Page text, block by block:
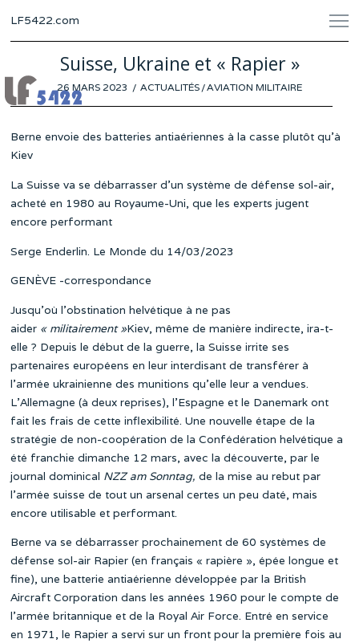
LF5422.com
Suisse, Ukraine et « Rapier »
POSTED
ON
26 MARS 2023 15ACTUALITÉS /AVIATION MILITAIRE
Berne envoie des batteries antiaériennes à la casse plutôt qu’à
Kiev
La Suisse va se débarrasser d’un système de défense sol-air,
acheté en 1980 au Royaume-Uni, que les experts jugent
encore performant
Serge Enderlin. Le Monde du 14/03/2023
GENÈVE -correspondance
Jusqu’où l’obstination helvétique à ne pas
aider « militairement »Kiev, même de manière indirecte, ira-t-
elle ? Depuis le début de la guerre, la Suisse irrite ses
partenaires européens en leur interdisant de transférer à
l’armée ukrainienne des munitions qu’elle leur a vendues.
L’Allemagne (à deux reprises), l’Espagne et le Danemark ont
fait les frais de cette inflexibilité. Une nouvelle étape de la
stratégie de non-coopération de la Confédération helvétique a
été franchie dimanche 12 mars, avec la découverte, par le
journal dominical NZZ am Sonntag,de la mise au rebut par
l’armée suisse de tout un arsenal certes un peu daté, mais
encore utilisable et performant.
Berne va se débarrasser prochainement de 60 systèmes de
défense sol-air Rapier (en français « rapière », épée longue et
fine), une batterie antiaérienne développée par la British
Aircraft Corporation dans les années 1960 pour le compte de
l’armée britannique et de la Royal Air Force. Entré en service
en 1971, le Rapier a servi sur un front pour la première fois au